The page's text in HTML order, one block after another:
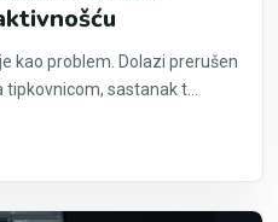
kao problem. Dolazi prerušen
sastanak t...